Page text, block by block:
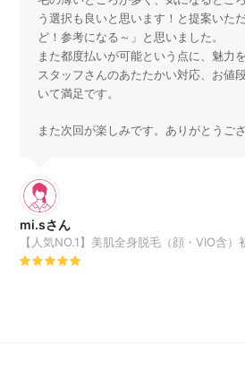
う選択も良いと思います！と提案いた
ど！参考になる～」と思いました。
また都度払いが可能という点に、魅力
スタッフさんのあたたかい対応、お値
いて満足です。
また次回が楽しみです。ありがとうご
mi.sさん
【人気NO.1】美肌全身脱毛（顔・VIO含